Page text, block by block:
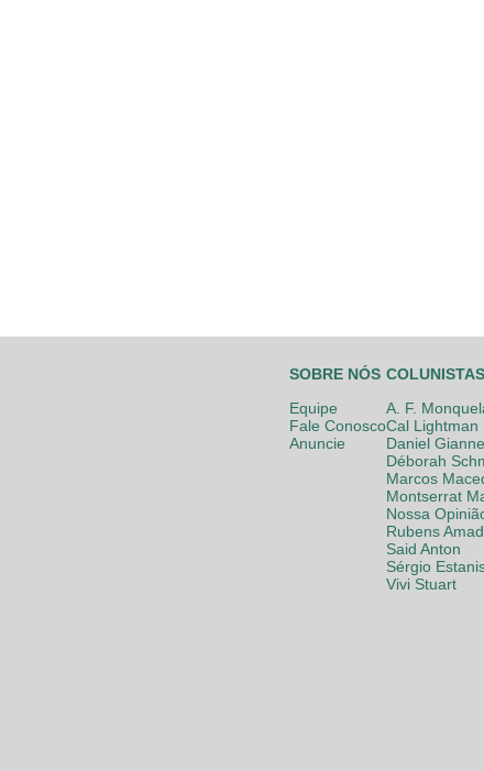
SOBRE NÓS
Equipe
Fale Conosco
Anuncie
COLUNISTAS
A. F.
Cal Lightman
Daniel
Déborah
Marcos
Montserrat
Nossa
Rubens
Said Anton
Sérgio
Vivi Stuart